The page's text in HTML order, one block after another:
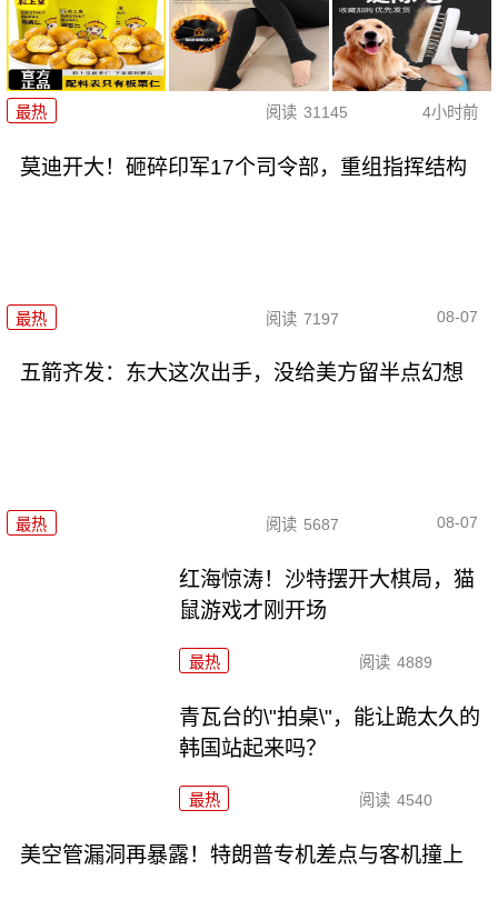
最热 阅读 31145 4小时前
莫迪开大！砸碎印军17个司令部，重组指挥结构
最热 阅读 7197 08-07
五箭齐发：东大这次出手，没给美方留半点幻想
最热 阅读 5687 08-07
红海惊涛！沙特摆开大棋局，猫
鼠游戏才刚开场
最热 阅读 4889
青瓦台的\"拍桌\"，能让跪太久的
韩国站起来吗？
最热 阅读 4540
美空管漏洞再暴露！特朗普专机差点与客机撞上